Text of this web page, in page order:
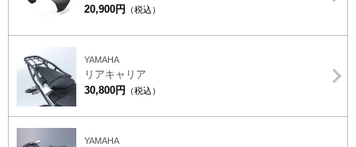
20,900円
（税込）
YAMAHA
リアキャリア
30,800円
（税込）
YAMAHA